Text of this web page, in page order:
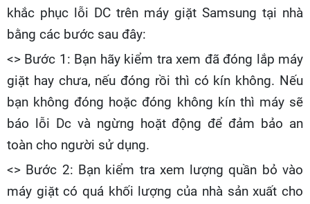
khắc phục lỗi DC trên máy giặt Samsung tại nhà
bằng các bước sau đây:
<> Bước 1: Bạn hãy kiểm tra xem đã đóng lắp máy
giặt hay chưa, nếu đóng rồi thì có kín không. Nếu
bạn không đóng hoặc đóng không kín thì máy sẽ
báo lỗi Dc và ngừng hoặt động để đảm bảo an
toàn cho người sử dụng.
<> Bước 2: Bạn kiểm tra xem lượng quần bỏ vào
máy giặt có quá khối lượng của nhà sản xuất cho